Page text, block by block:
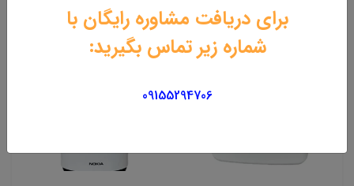
برای دریافت مشاوره رایگان با
شماره زیر تماس بگیرید:
09155294706
محصولات مرتبط